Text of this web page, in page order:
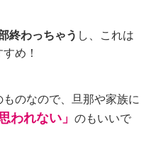
終わっちゃう し、これは
め！
のなので、旦那や家族に
われない」 のもいいで